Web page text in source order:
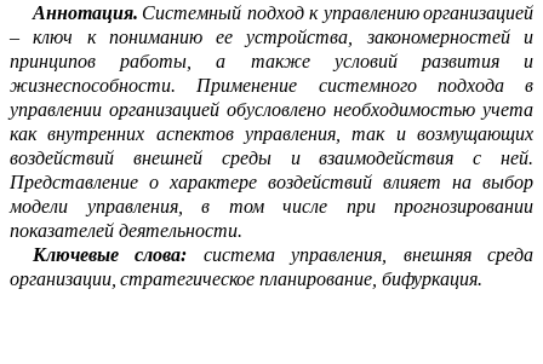
Аннотация. Системный подход к управлению организацией
– ключ к пониманию
ееустройства, закономерностей и
принципов работы, а также условий развития и
жизнеспособности. Применение системного подхода в
управлении организацией обусловлено необходимостью учета
как внутренних аспектов управления, так и возмущающих
воздействий внешней средыи взаимодействия с ней.
Представление о характере воздействий влияет на выбор
модели управления, в том числе при прогнозировании
показателей деятельности.
Ключевые слова: система управления, внешняясреда
организации, стратегическое планирование , бифуркация.